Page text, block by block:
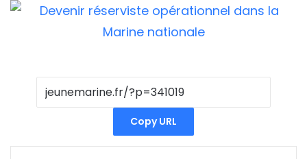
Copy URL